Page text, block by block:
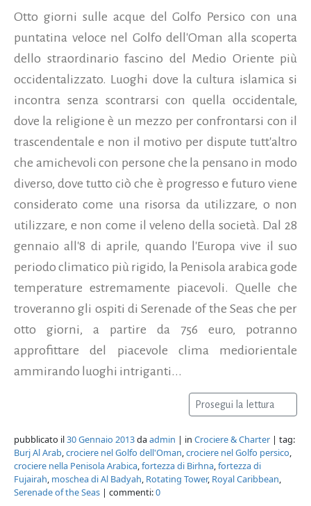
Otto giorni sulle acque del Golfo Persico con una
puntatina veloce nel Golfo dell'Oman alla scoperta
dello straordinario fascino del Medio Oriente più
occidentalizzato. Luoghi dove la cultura islamica si
incontra senza scontrarsi con quella occidentale,
dove la religione è un mezzo per confrontarsi con il
trascendentale e non il motivo per dispute tutt'altro
che amichevoli con persone che la pensano in modo
diverso, dove tutto ciò che è progresso e futuro viene
considerato come una risorsa da utilizzare, o non
utilizzare, e non come il veleno della società. Dal 28
gennaio all'8 di aprile, quando l'Europa vive il suo
periodo climatico più rigido, la Penisola arabica gode
temperature estremamente piacevoli. Quelle che
troveranno gli ospiti di Serenade of the Seas che per
otto giorni, a partire da 756 euro, potranno
approfittare del piacevole clima mediorientale
ammirando luoghi intriganti...
Prosegui la lettura
pubblicato il30 Gennaio 2013daadmin | in Crociere & Charter | tag:
Burj Al Arab,crociere nel Golfo dell'Oman,crociere nel Golfo persico,
crociere nella Penisola Arabica,fortezza di Birhna,fortezza di
Fujairah, moschea di Al Badyah, Rotating Tower, Royal Caribbean,
Serenade of the Seas | commenti:0